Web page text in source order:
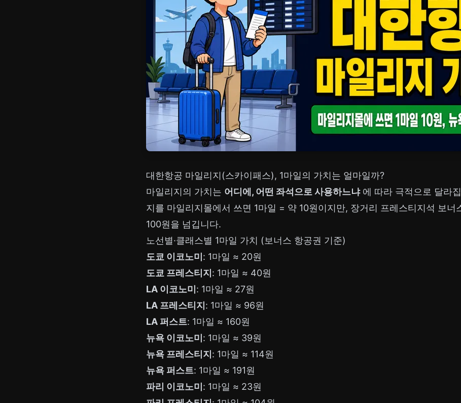
대한항공 마일리지(스카이패스), 1마일의 가치는 얼마일까?
마일리지의 가치는 어디에, 어떤 좌석으로 사용하느냐에 따라 극적으로 달라
지를 마일리지몰에서 쓰면 1마일 = 약 10원이지만, 장거리 프레스티지석 보너
100원을 넘깁니다.
노선별·클래스별 1마일 가치 (보너스 항공권 기준)
도쿄 이코노미 : 1마일 ≈ 20원
도쿄 프레스티지 : 1마일 ≈ 40원
LA 이코노미 : 1마일 ≈ 27원
LA 프레스티지 : 1마일 ≈ 96원
LA 퍼스트: 1마일 ≈ 160원
뉴욕 이코노미 : 1마일 ≈ 39원
뉴욕 프레스티지 : 1마일 ≈ 114원
뉴욕 퍼스트: 1마일 ≈ 191원
파리 이코노미 : 1마일 ≈ 23원